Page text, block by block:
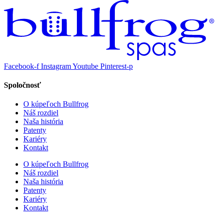
Facebook-f InstagramYoutube Pinterest-p
Spoločnosť
O kúpeľoch Bullfrog
Náš rozdiel
Naša história
Patenty
Kariéry
Kontakt
O kúpeľoch Bullfrog
Náš rozdiel
Naša história
Patenty
Kariéry
Kontakt